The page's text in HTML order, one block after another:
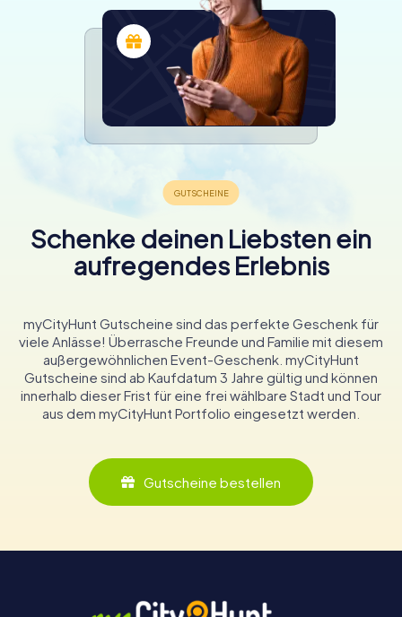
Schenke deinen Liebsten ein
aufregendes Erlebnis
myCityHunt Gutscheine sind das perfekte Geschenk für
viele Anlässe! Überrasche Freunde und Familie mit diesem
außergewöhnlichen Event-Geschenk. myCityHunt
Gutscheine sind ab Kaufdatum 3 Jahre gültig und können
innerhalb dieser Frist für eine frei wählbare Stadt und Tour
aus dem myCityHunt Portfolio eingesetzt werden.
Gutscheine bestellen